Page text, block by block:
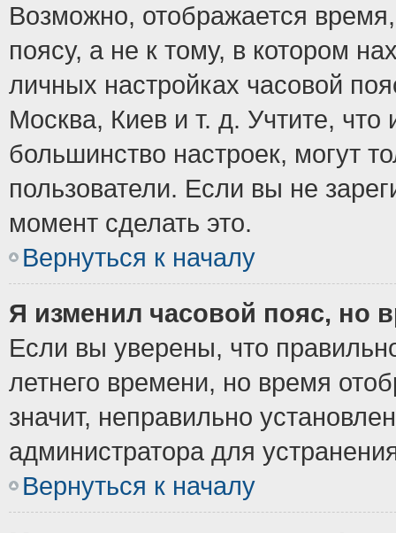
Возможно, отображается
поясу, а не к тому, в котором
личных настройках часовой
Москва, Киев и т. д. Учтите, что
большинство настроек, могут
пользователи. Если вы не
момент сделать это.
Вернуться к началу
Я изменил часовой пояс, но
Если вы уверены, что
летнего времени, но время
значит, неправильно
администратора для
Вернуться к началу